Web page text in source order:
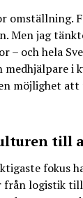
omställning.
Men jag
– och hela
medhjälpare i
möjlighet
till
fokus
logistik till